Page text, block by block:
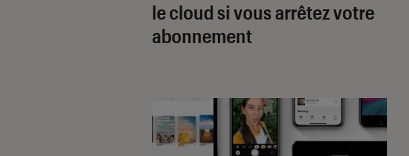
le cloud si vous arrêtez votre
abonnement